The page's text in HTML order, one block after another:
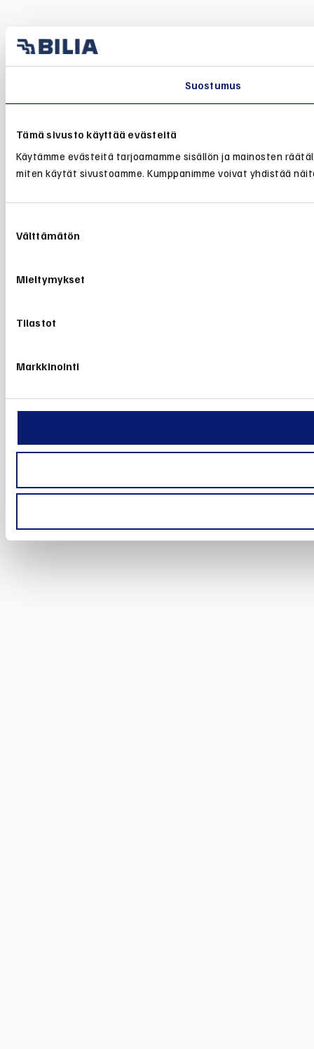
Suostumus
Tämä sivusto käyttää evästeitä
Käytämme evästeitä tarjoamamme sisällön ja mainosten
miten käytät sivustoamme. Kumppanimme voivat yhdistää
valinta
Välttämätön
Mieltymykset
Tilastot
Markkinointi